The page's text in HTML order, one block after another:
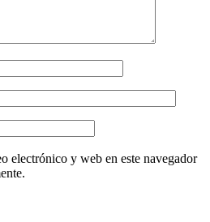
electrónico y web en este navegador